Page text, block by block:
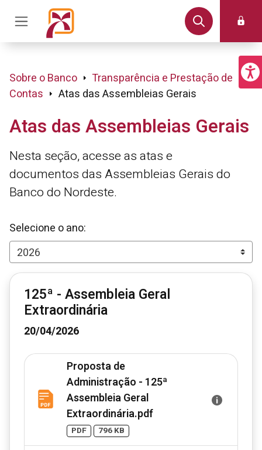
Sobre o Banco
Transparência e Prestação de
Contas
Atas das Assembleias Gerais
Atas das Assembleias Gerais
Nesta seção, acesse as atas e
documentos das Assembleias Gerais do
Banco do Nordeste.
Selecione o ano:
125ª - Assembleia Geral
Extraordinária
20/04/2026
Proposta de
Administração - 125ª
Assembleia Geral
Extraordinária.pdf
PDF 796 KB